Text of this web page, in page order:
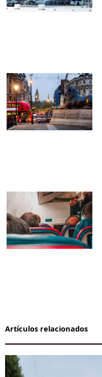
Artículos relacionados